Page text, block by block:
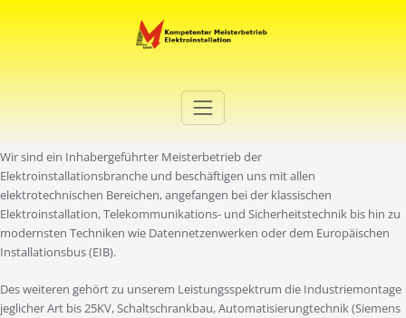
Elektro Martini
Wir sind ein Inhabergeführter Meisterbetrieb der
Elektroinstallationsbranche und beschäftigen uns mit allen
elektrotechnischen Bereichen, angefangen bei der klassischen
Elektroinstallation, Telekommunikations- und Sicherheitstechnik bis hin zu
modernsten Techniken wie Datennetzenwerken oder dem Europäischen
Installationsbus (EIB).
Des weiteren gehört zu unserem Leistungsspektrum die Industriemontage
jeglicher Art bis 25KV, Schaltschrankbau, Automatisierungtechnik (Siemens